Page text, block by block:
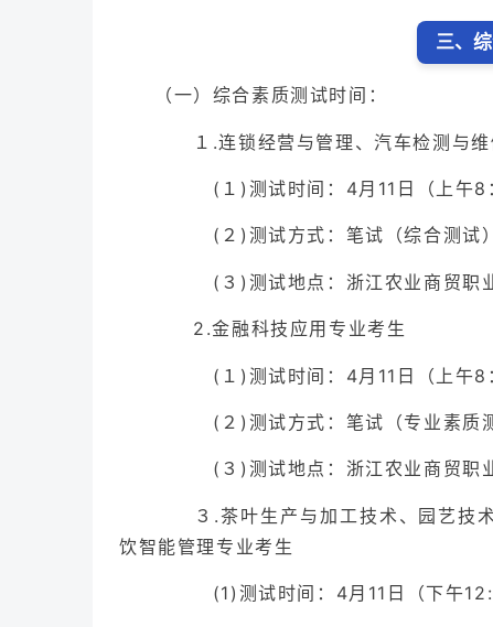
三、
（一）综合素质测试时间：
１.连锁经营与管理、汽车检测与维
(１)测试时间：4月11日（上午8：
(２)测试方式：笔试（综合测试）
(３)测试地点：浙江农业商贸职业
2.金融科技应用专业考生
(１)测试时间：4月11日（上午8：
(２)测试方式：笔试（专业素质测
(３)测试地点：浙江农业商贸职业
３.茶叶生产与加工技术、园艺技术
饮智能管理专业考生
(1)测试时间：4月11日（下午